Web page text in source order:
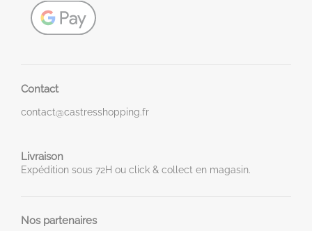
Contact
contact@castresshopping.fr
Livraison
Expédition sous 72H ou click & collect en magasin.
Nos partenaires